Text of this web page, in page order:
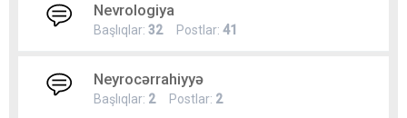
Nevrologiya
Başlıqlar: 32Postlar: 41
Neyrocərrahiyyə
Başlıqlar: 2Postlar: 2